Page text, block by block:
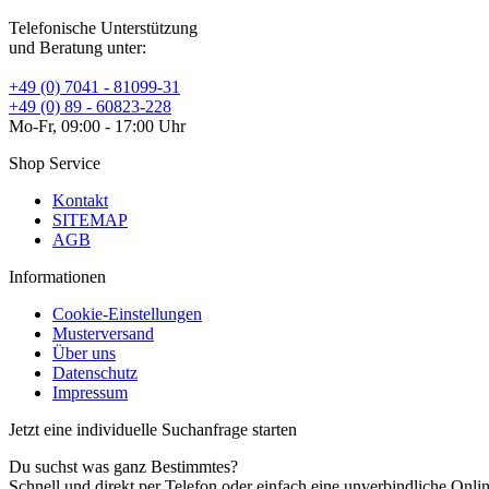
Telefonische Unterstützung
und Beratung unter:
+49 (0) 7041 - 81099-31
+49 (0) 89 - 60823-228
Mo-Fr, 09:00 - 17:00 Uhr
Shop Service
Kontakt
SITEMAP
AGB
Informationen
Cookie-Einstellungen
Musterversand
Über uns
Datenschutz
Impressum
Jetzt eine individuelle Suchanfrage starten
Du suchst was ganz Bestimmtes?